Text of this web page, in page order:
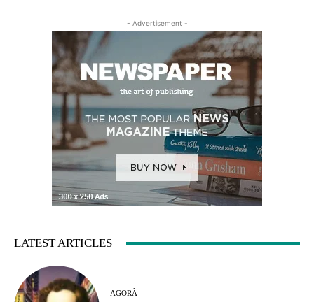
- Advertisement -
LATEST ARTICLES
AGORÀ